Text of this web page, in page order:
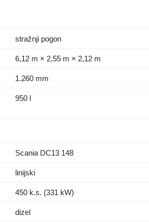
stražnji pogon
6,12 m × 2,55 m × 2,12 m
1.260 mm
950 l
Scania DC13 148
linijski
450 k.s. (331 kW)
dizel